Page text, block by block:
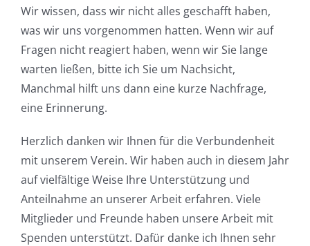
Wir wissen, dass wir nicht alles geschafft haben,
was wir uns vorgenommen hatten. Wenn wir auf
Fragen nicht reagiert haben, wenn wir Sie lange
warten ließen, bitte ich Sie um Nachsicht,
Manchmal hilft uns dann eine kurze Nachfrage,
eine Erinnerung.
Herzlich danken wir Ihnen für die Verbundenheit
mit unserem Verein. Wir haben auch in diesem Jahr
auf vielfältige Weise Ihre Unterstützung und
Anteilnahme an unserer Arbeit erfahren. Viele
Mitglieder und Freunde haben unsere Arbeit mit
Spenden unterstützt. Dafür danke ich Ihnen sehr